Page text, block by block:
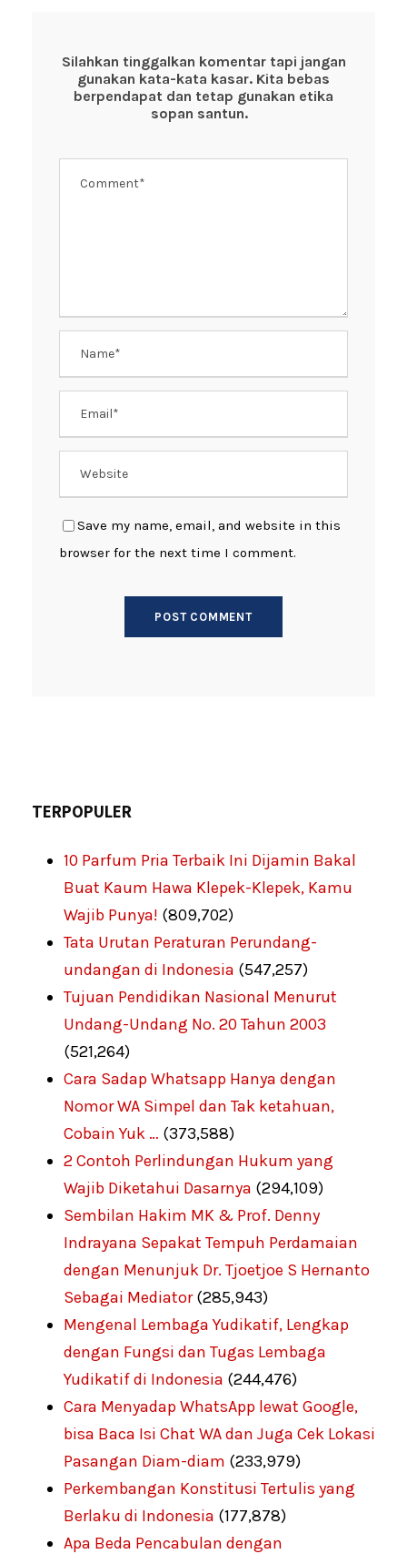
o
o
p
p
Silahkan tinggalkan komentar tapi jangan
gunakan kata-kata kasar. Kita bebas
berpendapat dan tetap gunakan etika
sopan santun.
Save my name, email, and website in this
browser for the next time I comment.
TERPOPULER
10 Parfum Pria Terbaik Ini Dijamin Bakal
Buat Kaum Hawa Klepek-Klepek, Kamu
Wajib Punya! (809,702)
Tata Urutan Peraturan Perundang-
undangan di Indonesia (547,257)
Tujuan Pendidikan Nasional Menurut
Undang-Undang No. 20 Tahun 2003
(521,264)
Cara Sadap Whatsapp Hanya dengan
Nomor WA Simpel dan Tak ketahuan,
Cobain Yuk … (373,588)
2 Contoh Perlindungan Hukum yang
Wajib Diketahui Dasarnya (294,109)
Sembilan Hakim MK & Prof. Denny
Indrayana Sepakat Tempuh Perdamaian
dengan Menunjuk Dr. Tjoetjoe S Hernanto
Sebagai Mediator (285,943)
Mengenal Lembaga Yudikatif, Lengkap
dengan Fungsi dan Tugas Lembaga
Yudikatif di Indonesia (244,476)
Cara Menyadap WhatsApp lewat Google,
bisa Baca Isi Chat WA dan Juga Cek Lokasi
Pasangan Diam-diam (233,979)
Perkembangan Konstitusi Tertulis yang
Berlaku di Indonesia (177,878)
Apa Beda Pencabulan dengan